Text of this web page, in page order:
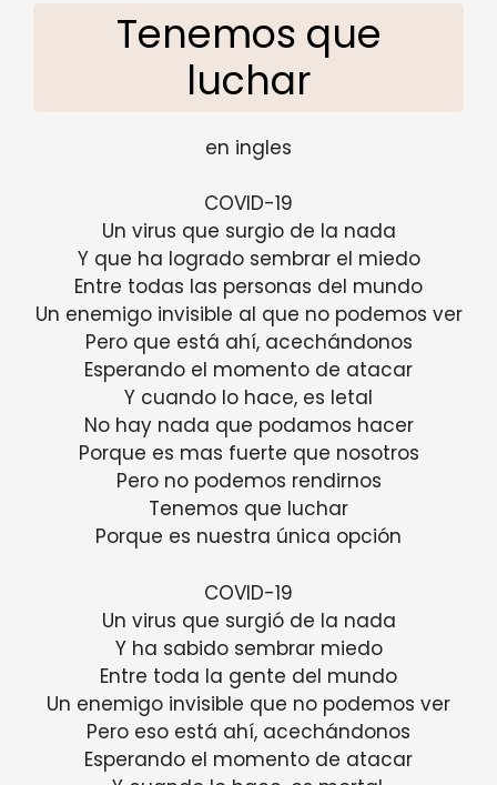
Tenemos que
luchar
en ingles
COVID-19
Un virus que surgio de la nada
Y que ha logrado sembrar el miedo
Entre todas las personas del mundo
Un enemigo invisible al que no podemos ver
Pero que está ahí, acechándonos
Esperando el momento de atacar
Y cuando lo hace, es letal
No hay nada que podamos hacer
Porque es mas fuerte que nosotros
Pero no podemos rendirnos
Tenemos que luchar
Porque es nuestra única opción
COVID-19
Un virus que surgió de la nada
Y ha sabido sembrar miedo
Entre toda la gente del mundo
Un enemigo invisible que no podemos ver
Pero eso está ahí, acechándonos
Esperando el momento de atacar